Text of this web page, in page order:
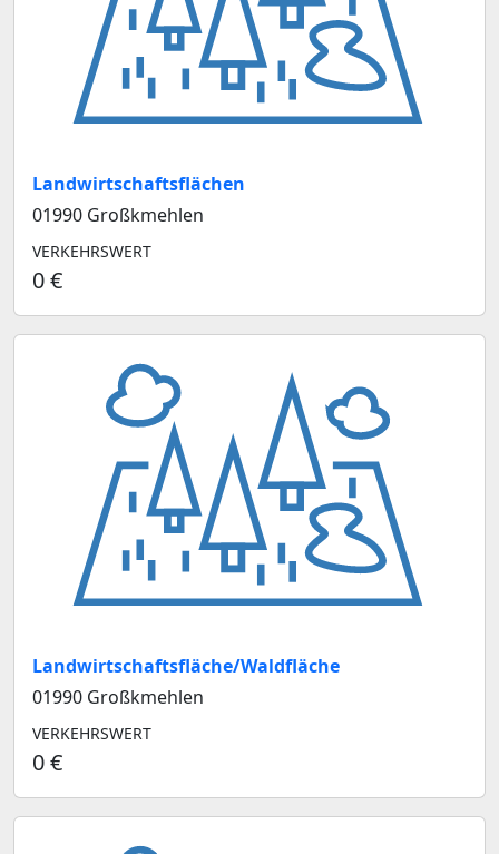
Landwirtschaftsflächen
01990 Großkmehlen
VERKEHRSWERT
0 €
Landwirtschaftsfläche/Waldfläche
01990 Großkmehlen
VERKEHRSWERT
0 €